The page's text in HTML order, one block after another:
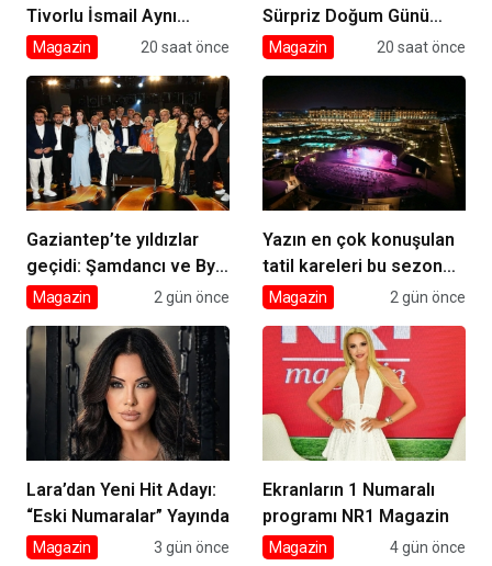
Tivorlu İsmail Aynı
Filmde Buluştu! ‘Kozalak
Vizyonda
Magazin 20 saat önce
Sürpriz Doğum Günü
Kutlaması!
Magazin 20 saat önce
Gaziantep’te yıldızlar
geçidi: Şamdancı ve By
Mustafa açılışı ile Green
Magazin 2 gün önce
Yazın en çok konuşulan
tatil kareleri bu sezon
Ethno Belek’ten geldi
Magazin 2 gün önce
Lara’dan Yeni Hit Adayı:
“Eski Numaralar” Yayında
Magazin 3 gün önce
Ekranların 1 Numaralı
programı NR1 Magazin
Magazin 4 gün önce